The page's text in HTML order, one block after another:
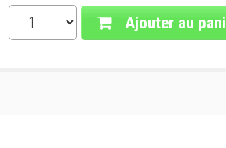
Ajouter au